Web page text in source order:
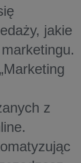
jakie
z